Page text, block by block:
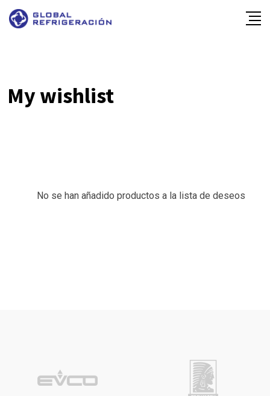
Skip
My wishlist
No se han añadido productos a la lista de deseos